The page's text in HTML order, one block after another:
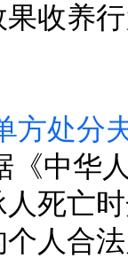
果收养
方处分
中华人
人死亡
个人合